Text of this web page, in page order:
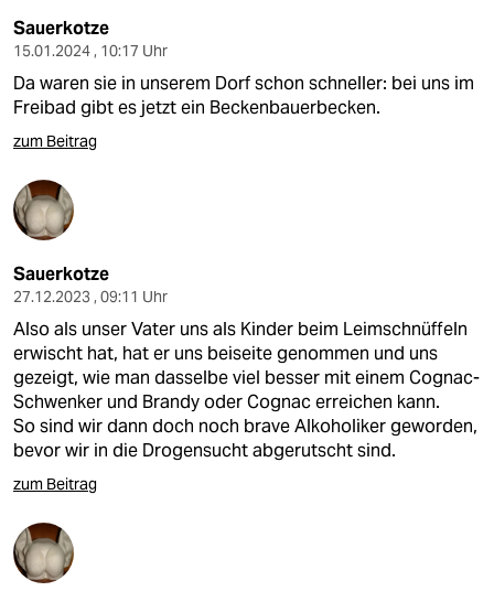
Sauerkotze
15.01.2024 , 10:17 Uhr
Da waren sie in unserem Dorf schon schneller: bei uns im
Freibad gibt es jetzt ein Beckenbauerbecken.
zum Beitrag
Sauerkotze
27.12.2023 , 09:11 Uhr
Also als unser Vater uns als Kinder beim Leimschnüffeln
erwischt hat, hat er uns beiseite genommen und uns
gezeigt, wie man dasselbe viel besser mit einem Cognac-
Schwenker und Brandy oder Cognac erreichen kann.
So sind wir dann doch noch brave Alkoholiker geworden,
bevor wir in die Drogensucht abgerutscht sind.
zum Beitrag